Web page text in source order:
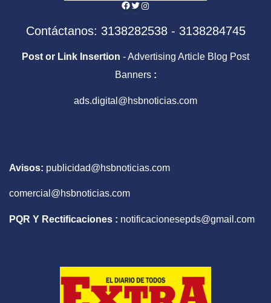
Facebook
Twitter
Instagram
Contáctanos: 3138282538 - 3138284745
Post or Link Insertion - Advertising Article Blog Post
Banners :
ads.digital@hsbnoticias.com
Avisos: publicidad@hsbnoticias.com
comercial@hsbnoticias.com
PQR Y Rectificaciones : notificacionesepds@gmail.com